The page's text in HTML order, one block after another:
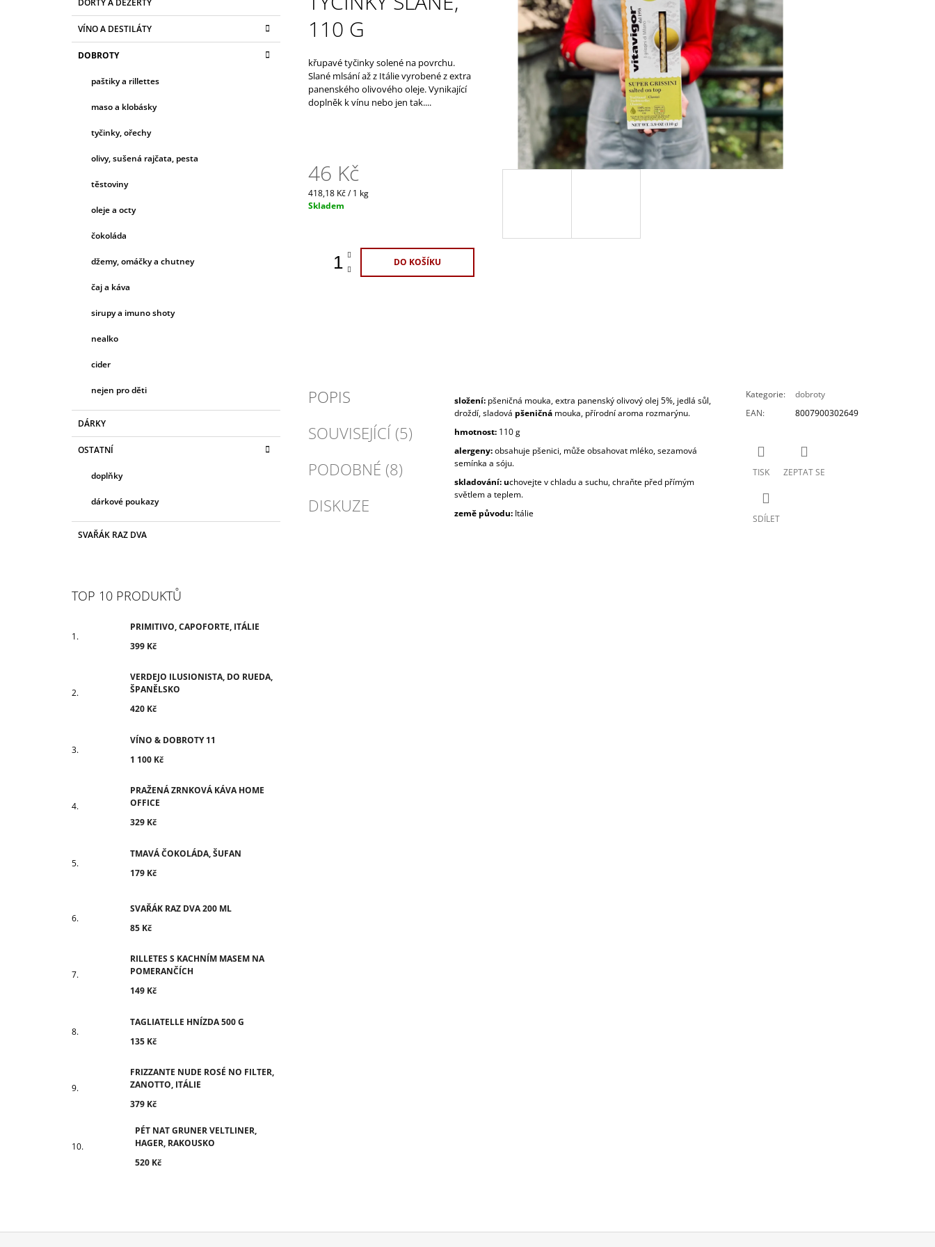
kategorie
T
G
O
DORTY A DEZERTY
VÍNO A DESTILÁTY
DOBROTY
paštiky a rillettes
maso a klobásky
tyčinky, ořechy
olivy, sušená rajčata, pesta
těstoviny
oleje a octy
čokoláda
džemy, omáčky a chutney
čaj a káva
sirupy a imuno shoty
nealko
cider
nejen pro děti
DÁRKY
OSTATNÍ
doplňky
dárkové poukazy
SVAŘÁK RAZ DVA
TOP 10 PRODUKTŮ
PRIMITIVO, CAPOFORTE, ITÁLIE
399 Kč
VERDEJO ILUSIONISTA, DO RUEDA,
ŠPANĚLSKO
420 Kč
VÍNO & DOBROTY 11
1 100 Kč
PRAŽENÁ ZRNKOVÁ KÁVA HOME
OFFICE
329 Kč
TMAVÁ ČOKOLÁDA, ŠUFAN
179 Kč
SVAŘÁK RAZ DVA 200 ML
85 Kč
RILLETES S KACHNÍM MASEM NA
POMERANČÍCH
149 Kč
TAGLIATELLE HNÍZDA 500 G
135 Kč
FRIZZANTE NUDE ROSÉ NO FILTER,
ZANOTTO, ITÁLIE
379 Kč
PÉT NAT GRUNER VELTLINER,
HAGER, RAKOUSKO
520 Kč
110 G
křupavé tyčinky solené na povrchu.
Slané mlsání až z Itálie vyrobené z extra
panenského olivového oleje. Vynikající
doplněk k vínu nebo jen tak....
46 Kč
Měrná
cena:
418,18 Kč / 1 kg
Skladem
DO KOŠÍKU
POPIS
SOUVISEJÍCÍ (5)
PODOBNÉ (8)
DISKUZE
složení:pšeničná mouka, extra panenský olivový olej 5%, jedlá sůl,
droždí, sladová pšeničnámouka, přírodní aroma rozmarýnu.
hmotnost: 110 g
alergeny:obsahuje pšenici, může obsahovat mléko, sezamová
semínka a sóju.
skladování: uchovejte v chladu a suchu, chraňte před přímým
světlem a teplem.
země původu: Itálie
Kategorie:
dobroty
EAN: 8007900302649
TISK ZEPTAT SE
SDÍLET
399 Kč
420 Kč
1 100 Kč